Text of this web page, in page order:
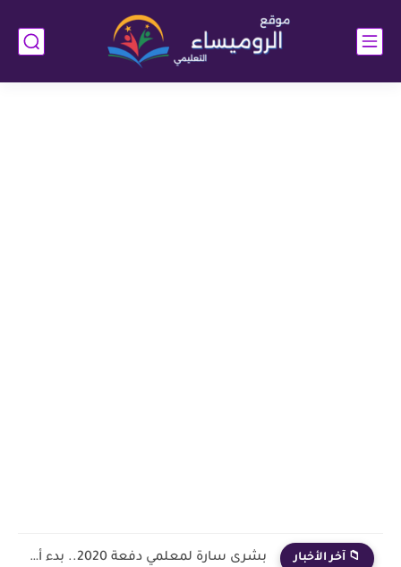
📁 آخر الأخبار بشرى سارة لمعلمي دفعة 2020.. بدء أول خطوة رسمية في...